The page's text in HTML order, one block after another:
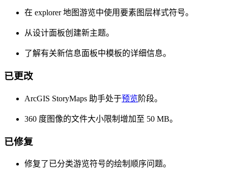
在 explorer 地图游览中使用要素图层样式符号。
从设计面板创建新主题。
了解有关新信息面板中模板的详细信息。
已更改
ArcGIS StoryMaps 助手处于预览 阶段。
360 度图像的文件大小限制增加至 50 MB。
已修复
修复了已分类游览符号的绘制顺序问题。